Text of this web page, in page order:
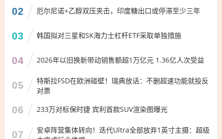
02 厄尔尼诺+乙醇双压夹击，印度糖出口或停滞至少三年
03 韩国拟对三星和SK海力士杠杆ETF采取单独措施
04 2026年以旧换新带动销售额超1万亿元 1.36亿人次受益
05
特斯拉FSD在欧洲碰壁！瑞典放话：不删超速功能就投反
对票
06 233万对标保时捷 宾利首款SUV渲染图曝光
07
安卓阵营集体转向！迭代Ultra全部放弃1英寸主摄：超级